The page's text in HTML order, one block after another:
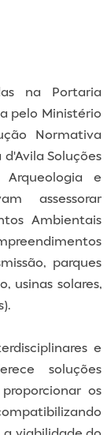
na Portaria
pelo Ministério
Normativa
d'Avila Soluções
e
assessorar
Ambientais
parques
usinas solares,
e
soluções
os